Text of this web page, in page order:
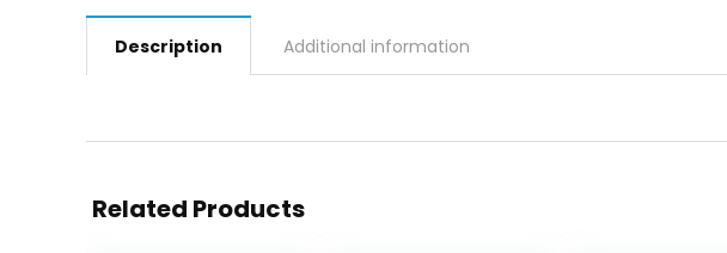
Description Additional information
Related Products